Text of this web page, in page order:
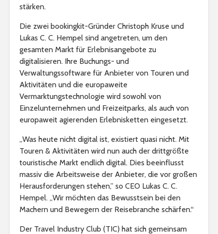
stärken.
Die zwei bookingkit-Gründer Christoph Kruse und
Lukas C. C. Hempel sind angetreten, um den
gesamten Markt für Erlebnisangebote zu
digitalisieren. Ihre Buchungs- und
Verwaltungssoftware für Anbieter von Touren und
Aktivitäten und die europaweite
Vermarktungstechnologie wird sowohl von
Einzelunternehmen und Freizeitparks, als auch von
europaweit agierenden Erlebnisketten eingesetzt.
„Was heute nicht digital ist, existiert quasi nicht. Mit
Touren & Aktivitäten wird nun auch der drittgrößte
touristische Markt endlich digital. Dies beeinflusst
massiv die Arbeitsweise der Anbieter, die vor großen
Herausforderungen stehen,” so CEO Lukas C. C.
Hempel. „Wir möchten das Bewusstsein bei den
Machern und Bewegern der Reisebranche schärfen.“
Der Travel Industry Club (TIC) hat sich gemeinsam